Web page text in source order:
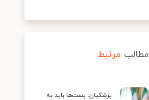
مطالب مرتبط
پزشکیان: پست‌ها باید به